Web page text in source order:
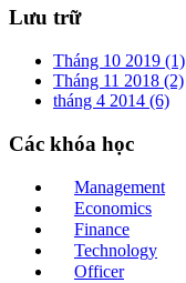
Lưu trữ
Tháng 10 2019 (1)
Tháng 11 2018 (2)
tháng 4 2014 (6)
Các khóa học
Management
Economics
Finance
Technology
Officer